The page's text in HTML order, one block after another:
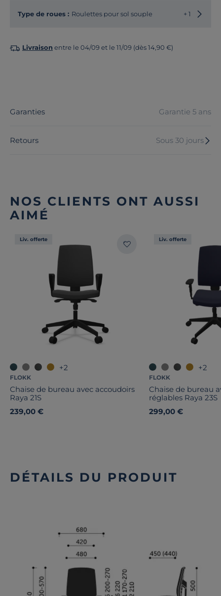
Type de roues : Roulettes pour sol souple + 1
Livraison entre le 04/09 et le 11/09 (dès 14,90 €)
Garanties Garantie 5 ans
Retours Sous 30 jours
NOS CLIENTS ONT AUSSI
AIMÉ
Liv. offerte
+2
FLOKK
Chaise de bureau avec accoudoirs
Raya 21S
239,00 €
Liv. offerte
+2
FLOKK
Chaise de bureau
réglables Raya 23S
299,00 €
DÉTAILS DU PRODUIT